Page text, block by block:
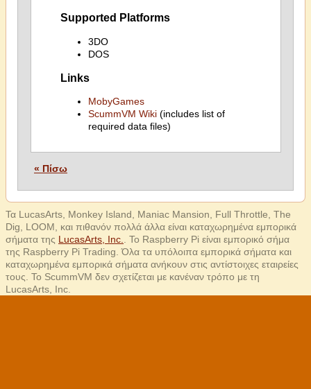
Supported Platforms
3DO
DOS
Links
MobyGames
ScummVM Wiki(includes list of
required data files)
« Πίσω
Τα LucasArts, Monkey Island, Maniac Mansion, Full Throttle, The
Dig, LOOM, και πιθανόν πολλά άλλα είναι καταχωρημένα εμπορικά
σήματα της LucasArts, Inc.
. Το Raspberry Pi είναι εμπορικό σήμα
της Raspberry Pi Trading. Όλα τα υπόλοιπα εμπορικά σήματα και
καταχωρημένα εμπορικά σήματα ανήκουν στις αντίστοιχες εταιρείες
τους. Το ScummVM δεν σχετίζεται με κανέναν τρόπο με τη
LucasArts, Inc.